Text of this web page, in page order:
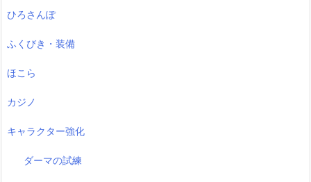
ひろさんぽ
ふくびき・装備
ほこら
カジノ
キャラクター強化
ダーマの試練